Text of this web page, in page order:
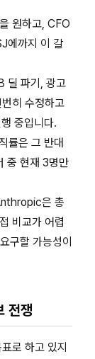
원하고, CFO
에까지 이 갈
딜 파기, 광고
히 수정하고
중입니다.
률은 그 반대
중 현재 3명만
은 총
비교가 어렵
구할 가능성이
전쟁
로 하고 있지